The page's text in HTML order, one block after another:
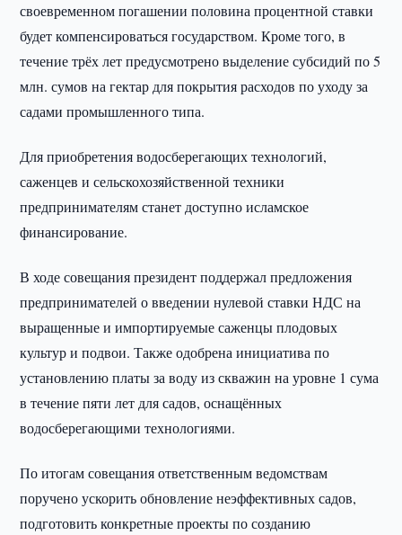
своевременном погашении половина процентной ставки
будет компенсироваться государством. Кроме того, в
течение трёх лет предусмотрено выделение субсидий по 5
млн. сумов на гектар для покрытия расходов по уходу за
садами промышленного типа.
Для приобретения водосберегающих технологий,
саженцев и сельскохозяйственной техники
предпринимателям станет доступно исламское
финансирование.
В ходе совещания президент поддержал предложения
предпринимателей о введении нулевой ставки НДС на
выращенные и импортируемые саженцы плодовых
культур и подвои. Также одобрена инициатива по
установлению платы за воду из скважин на уровне 1 сума
в течение пяти лет для садов, оснащённых
водосберегающими технологиями.
По итогам совещания ответственным ведомствам
поручено ускорить обновление неэффективных садов,
подготовить конкретные проекты по созданию